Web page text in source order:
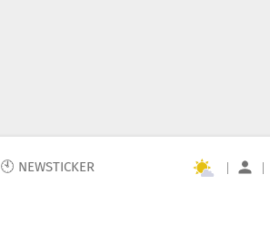
🕙 NEWSTICKER | |